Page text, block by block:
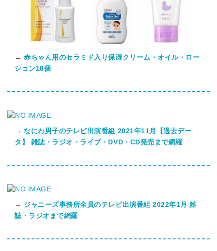
→ 赤ちゃん用のセラミド入り保湿クリーム・オイル・ロー
ション18個
→ なにわ男子のテレビ出演番組 2021年11月【過去デー
タ】 雑誌・ラジオ・ライブ・DVD・CD発売まで網羅
→ ジャニーズ事務所全員のテレビ出演番組 2022年1月 雑
誌・ラジオまで網羅